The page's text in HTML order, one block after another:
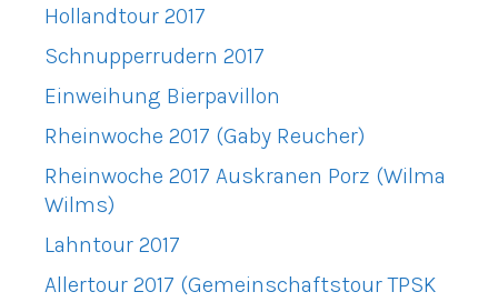
Hollandtour 2017
Schnupperrudern 2017
Einweihung Bierpavillon
Rheinwoche 2017 (Gaby Reucher)
Rheinwoche 2017 Auskranen Porz (Wilma
Wilms)
Lahntour 2017
Allertour 2017 (Gemeinschaftstour TPSK